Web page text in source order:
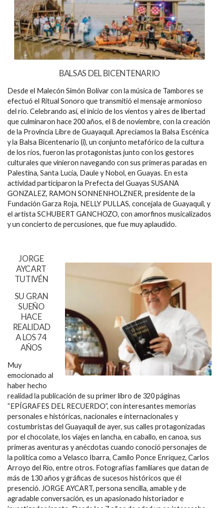
BALSAS DEL BICENTENARIO
Desde el Malecón Simón Bolívar con la música de Tambores se
efectuó el Ritual Sonoro que transmitió el mensaje armonioso
del río. Celebrando así, el inicio de los vientos y aires de libertad
que culminaron hace 200 años, el 8 de noviembre, con la creación
de la Provincia Libre de Guayaquil. Apreciamos la Balsa Escénica
y la Balsa Bicentenario (i), un conjunto metafórico de la cultura
de los ríos, fueron las protagonistas junto con los gestores
culturales que vinieron navegando con sus primeras paradas en
Palestina, Santa Lucía, Daule y Nobol, en Guayas. En esta
actividad participaron la Prefecta del Guayas SUSANA
GONZALEZ, RAMON SONNENHOLZNER, presidente de la
Fundación Garza Roja, NELLY PULLAS, concejala de Guayaquil, y
el artista SCHUBERT GANCHOZO, con amorfinos musicalizados
y un concierto de percusiones, que fue muy aplaudido.
JORGE
AYCART
TUTIVÉN
SU GRAN
SUEÑO
HACE
REALIDAD
A LOS 74
AÑOS
Muy
emocionado al
haber hecho
realidad la publicación de su primer libro de 320 páginas
“EPÍGRAFES DEL RECUERDO”, con interesantes memorias
personales e históricas, nacionales e internacionales y
costumbristas del Guayaquil de ayer, sus calles protagonizadas
por el chocolate, los viajes en lancha, en caballo, en canoa, sus
primeras aventuras y anécdotas cuando conoció personajes de
la política como a Velasco Ibarra, Camilo Ponce Enríquez, Carlos
Arroyo del Río, entre otros. Fotografías familiares que datan de
más de 130 años y gráficas de sucesos históricos que él
presenció. JORGE AYCART, persona sencilla, amable y de
agradable conversación, es un apasionado historiador e